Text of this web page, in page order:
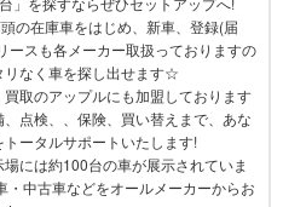
ースも各メーカー取扱っておりますの
リなく車を探し出せます☆
取のアップルにも加盟しております
点検、、保険、買い替えまで、あな
ータルサポートいたします!
には約100台の車が展示されていま
・中古車などをオールメーカーからお
♪